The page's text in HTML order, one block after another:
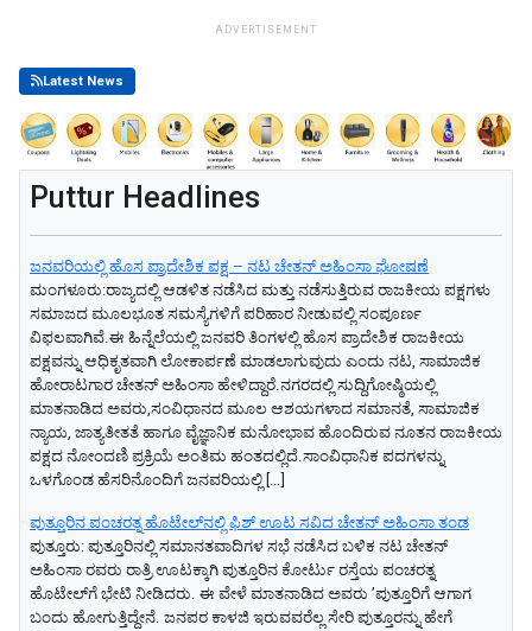
ADVERTISEMENT
Latest News
Puttur Headlines
ಜನವರಿಯಲ್ಲಿ ಹೊಸ ಪ್ರಾದೇಶಿಕ ಪಕ್ಷ – ನಟ ಚೇತನ್ ಅಹಿಂಸಾ ಘೋಷಣೆ
ಮಂಗಳೂರು:ರಾಜ್ಯದಲ್ಲಿ ಆಡಳಿತ ನಡೆಸಿದ ಮತ್ತು ನಡೆಸುತ್ತಿರುವ ರಾಜಕೀಯ ಪಕ್ಷಗಳು
ಸಮಾಜದ ಮೂಲಭೂತ ಸಮಸ್ಯೆಗಳಿಗೆ ಪರಿಹಾರ ನೀಡುವಲ್ಲಿ ಸಂಪೂರ್ಣ
ವಿಫಲವಾಗಿವೆ.ಈ ಹಿನ್ನೆಲೆಯಲ್ಲಿ ಜನವರಿ ತಿಂಗಳಲ್ಲಿ ಹೊಸ ಪ್ರಾದೇಶಿಕ ರಾಜಕೀಯ
ಪಕ್ಷವನ್ನು ಆಧಿಕೃತವಾಗಿ ಲೋಕಾರ್ಪಣೆ ಮಾಡಲಾಗುವುದು ಎಂದು ನಟ, ಸಾಮಾಜಿಕ
ಹೋರಾಟಗಾರ ಚೇತನ್ ಅಹಿಂಸಾ ಹೇಳಿದ್ದಾರೆ.ನಗರದಲ್ಲಿ ಸುದ್ದಿಗೋಷ್ಠಿಯಲ್ಲಿ
ಮಾತನಾಡಿದ ಅವರು,ಸಂವಿಧಾನದ ಮೂಲ ಆಶಯಗಳಾದ ಸಮಾನತೆ, ಸಾಮಾಜಿಕ
ನ್ಯಾಯ, ಜಾತ್ಯತೀತತೆ ಹಾಗೂ ವೈಜ್ಞಾನಿಕ ಮನೋಭಾವ ಹೊಂದಿರುವ ನೂತನ ರಾಜಕೀಯ
ಪಕ್ಷದ ನೋಂದಣಿ ಪ್ರಕ್ರಿಯೆ ಅಂತಿಮ ಹಂತದಲ್ಲಿದೆ.ಸಾಂವಿಧಾನಿಕ ಪದಗಳನ್ನು
ಒಳಗೊಂಡ ಹೆಸರಿನೊಂದಿಗೆ ಜನವರಿಯಲ್ಲಿ […]
ಪುತ್ತೂರಿನ ಪಂಚರತ್ನ ಹೊಟೇಲ್‌ನಲ್ಲಿ ಫಿಶ್‌ ಊಟ ಸವಿದ ಚೇತನ್‌ ಅಹಿಂಸಾ ತಂಡ
ಪುತ್ತೂರು: ಪುತ್ತೂರಿನಲ್ಲಿ ಸಮಾನತವಾದಿಗಳ ಸಭೆ ನಡೆಸಿದ ಬಳಿಕ ನಟ ಚೇತನ್‌
ಅಹಿಂಸಾ ರವರು ರಾತ್ರಿ ಊಟಕ್ಕಾಗಿ ಪುತ್ತೂರಿನ ಕೋರ್ಟು ರಸ್ತೆಯ ಪಂಚರತ್ನ
ಹೊಟೇಲ್‌ಗೆ ಭೇಟಿ ನೀಡಿದರು. ಈ ವೇಳೆ ಮಾತನಾಡಿದ ಅವರು ʼಪುತ್ತೂರಿಗೆ ಆಗಾಗ
ಬಂದು ಹೋಗುತ್ತಿದ್ದೇನೆ. ಜನಪರ ಕಾಳಜಿ ಇರುವವರೆಲ್ಲ ಸೇರಿ ಪುತ್ತೂರನ್ನು ಹೇಗೆ